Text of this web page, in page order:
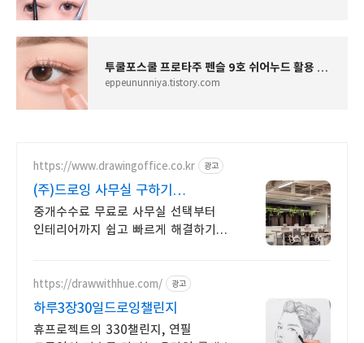
투쿨포스쿨 프로타주 펜슬 9호 쉬어누드 활용 애교살 메이크업
eppeununniya.tistory.com
https://www.drawingoffice.co.kr 광고
(주)드로잉 사무실 구하기
중개수수료 무료!
중개수수료 무료로 사무실 선택부터
인테리어까지 쉽고 빠르게 해결하기
https://drawwithhue.com/ 광고
하루3장30일드로잉챌린지
휴프로젝트의 330챌린지, 연필